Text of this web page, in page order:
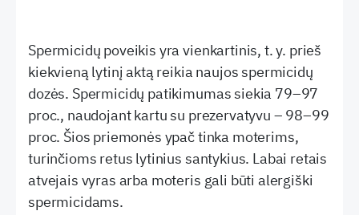
Spermicidų poveikis yra vienkartinis, t. y. prieš
kiekvieną lytinį aktą reikia naujos spermicidų
dozės. Spermicidų patikimumas siekia 79–97
proc., naudojant kartu su prezervatyvu – 98–99
proc. Šios priemonės ypač tinka moterims,
turinčioms retus lytinius santykius. Labai retais
atvejais vyras arba moteris gali būti alergiški
spermicidams.